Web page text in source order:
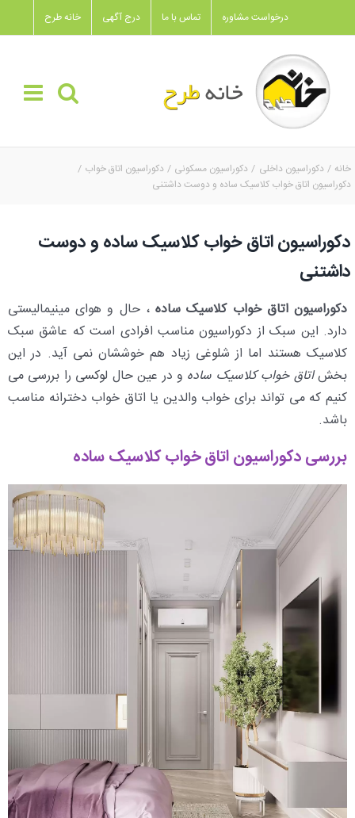
to
content
خانه طرح درج آگهی تماس با ما درخواست مشاوره
خانه دکوراسیون داخلی دکوراسیون مسکونی
دکوراسیون اتاق خواب
دکوراسیون اتاق خواب کلاسیک ساده و دوست داشتنی
دکوراسیون اتاق خواب کلاسیک ساده و دوست
داشتنی
دکوراسیون اتاق خواب کلاسیک ساده، حال و هوای مینیمالیستی
دارد. این سبک از دکوراسیون مناسب افرادی است که عاشق سبک
کلاسیک هستند اما از شلوغی زیاد هم خوششان نمی آید. در این
بخشاتاق خواب کلاسیک ساده و در عین حال لوکسی را بررسی می
کنیم که می تواند برای خواب والدین یا اتاق خواب دخترانه مناسب
باشد.
بررسی دکوراسیون اتاق خواب کلاسیک ساده